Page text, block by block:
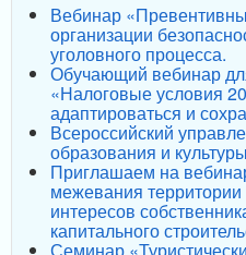
Вебинар
организации
уголовного процесса.
Обучающий вебинар
«Налоговые условия
адаптироваться и
Всероссийский
образования и культуры
Приглашаем на
межевания
интересов
капитального
Семинар